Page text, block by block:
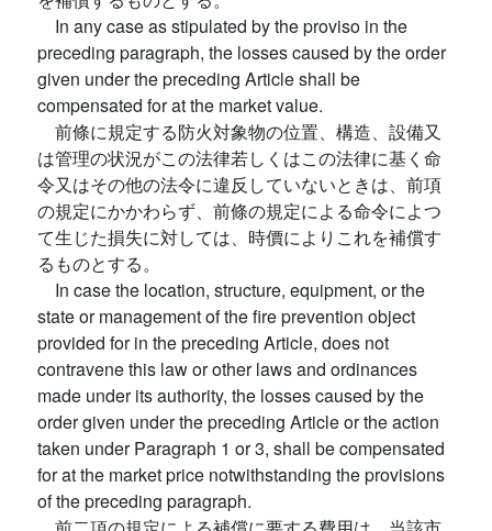
In any case as stipulated by the proviso in the
preceding paragraph, the losses caused by the order
given under the preceding Article shall be
compensated for at the market value.
前條に規定する防火対象物の位置、構造、設備又
は管理の状況がこの法律若しくはこの法律に基く命
令又はその他の法令に違反していないときは、前項
の規定にかかわらず、前條の規定による命令によつ
て生じた損失に対しては、時價によりこれを補償す
るものとする。
In case the location, structure, equipment, or the
state or management of the fire prevention object
provided for in the preceding Article, does not
contravene this law or other laws and ordinances
made under its authority, the losses caused by the
order given under the preceding Article or the action
taken under Paragraph 1 or 3, shall be compensated
for at the market price notwithstanding the provisions
of the preceding paragraph.